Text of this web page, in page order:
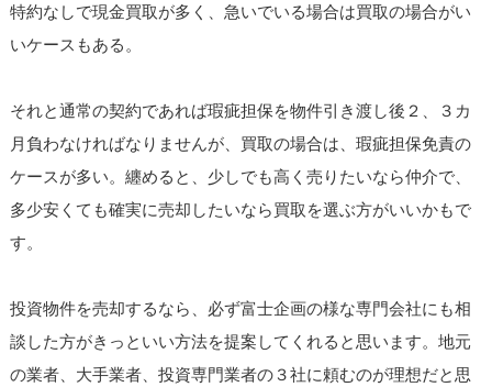
特約なしで現金買取が多く、急いでいる場合は買取の場合がい
いケースもある。
それと通常の契約であれば瑕疵担保を物件引き渡し後２、３カ
月負わなければなりませんが、買取の場合は、瑕疵担保免責の
ケースが多い。纏めると、少しでも高く売りたいなら仲介で、
多少安くても確実に売却したいなら買取を選ぶ方がいいかもで
す。
投資物件を売却するなら、必ず富士企画の様な専門会社にも相
談した方がきっといい方法を提案してくれると思います。地元
の業者、大手業者、投資専門業者の３社に頼むのが理想だと思